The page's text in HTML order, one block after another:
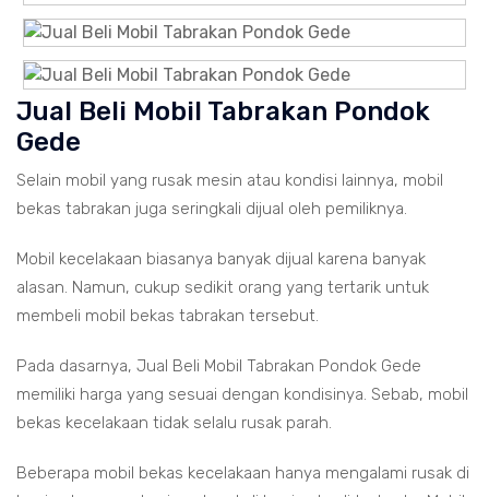
Jual Beli Mobil Tabrakan Pondok
Gede
Selain mobil yang rusak mesin atau kondisi lainnya, mobil
bekas tabrakan juga seringkali dijual oleh pemiliknya.
Mobil kecelakaan biasanya banyak dijual karena banyak
alasan. Namun, cukup sedikit orang yang tertarik untuk
membeli mobil bekas tabrakan tersebut.
Pada dasarnya, Jual Beli Mobil Tabrakan Pondok Gede
memiliki harga yang sesuai dengan kondisinya. Sebab, mobil
bekas kecelakaan tidak selalu rusak parah.
Beberapa mobil bekas kecelakaan hanya mengalami rusak di